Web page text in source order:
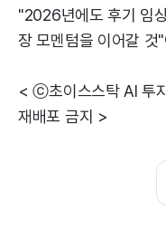
"2026년에도 후기 임
장 모멘텀을 이어갈 것
< ⓒ초이스스탁 AI 투
재배포 금지 >